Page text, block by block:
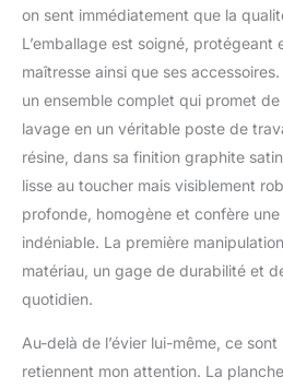
une
XXL
mm est
grande
laver
de 200
on sent immédiatement que la
L’emballage est soigné, protégeant
maîtresse ainsi que ses
un ensemble complet qui promet de
lavage en un véritable poste de
résine, dans sa finition graphite
lisse au toucher mais visiblement
profonde, homogène et confère
indéniable. La première
matériau, un gage de durabilité et
quotidien.
Au-delà de l’évier lui-même, ce
retiennent mon attention. La